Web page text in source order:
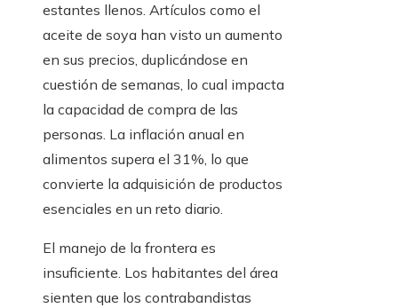
estantes llenos. Artículos como el
aceite de soya han visto un aumento
en sus precios, duplicándose en
cuestión de semanas, lo cual impacta
la capacidad de compra de las
personas. La inflación anual en
alimentos supera el 31%, lo que
convierte la adquisición de productos
esenciales en un reto diario.
El manejo de la frontera es
insuficiente. Los habitantes del área
sienten que los contrabandistas